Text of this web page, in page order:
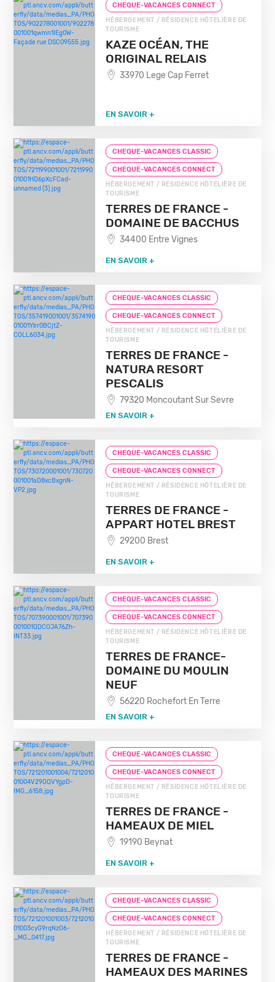
CHEQUE-VACANCES CONNECT
HÉBERGEMENT / RÉSIDENCE HÔTELIÈRE DE
TOURISME
KAZE OCÉAN, THE
ORIGINAL RELAIS
33970 Lege Cap Ferret
EN SAVOIR +
CHEQUE-VACANCES CLASSIC
CHEQUE-VACANCES CONNECT
HÉBERGEMENT / RÉSIDENCE HÔTELIÈRE DE
TOURISME
TERRES DE FRANCE -
DOMAINE DE BACCHUS
34400 Entre Vignes
EN SAVOIR +
CHEQUE-VACANCES CLASSIC
CHEQUE-VACANCES CONNECT
HÉBERGEMENT / RÉSIDENCE HÔTELIÈRE DE
TOURISME
TERRES DE FRANCE -
NATURA RESORT
PESCALIS
79320 Moncoutant Sur Sevre
EN SAVOIR +
CHEQUE-VACANCES CLASSIC
CHEQUE-VACANCES CONNECT
HÉBERGEMENT / RÉSIDENCE HÔTELIÈRE DE
TOURISME
TERRES DE FRANCE -
APPART HOTEL BREST
29200 Brest
EN SAVOIR +
CHEQUE-VACANCES CLASSIC
CHEQUE-VACANCES CONNECT
HÉBERGEMENT / RÉSIDENCE HÔTELIÈRE DE
TOURISME
TERRES DE FRANCE-
DOMAINE DU MOULIN
NEUF
56220 Rochefort En Terre
EN SAVOIR +
CHEQUE-VACANCES CLASSIC
CHEQUE-VACANCES CONNECT
HÉBERGEMENT / RÉSIDENCE HÔTELIÈRE DE
TOURISME
TERRES DE FRANCE -
HAMEAUX DE MIEL
19190 Beynat
EN SAVOIR +
CHEQUE-VACANCES CLASSIC
CHEQUE-VACANCES CONNECT
HÉBERGEMENT / RÉSIDENCE HÔTELIÈRE DE
TOURISME
TERRES DE FRANCE -
HAMEAUX DES MARINES